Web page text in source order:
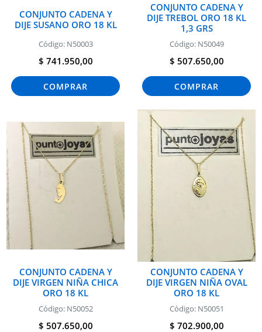
CONJUNTO CADENA Y
DIJE SUSANO ORO 18 KL
Código: N50003
$ 741.950,00
COMPRAR
CONJUNTO CADENA Y
DIJE TREBOL ORO 18 KL
1,3 GRS
Código: N50049
$ 507.650,00
COMPRAR
CONJUNTO CADENA Y
DIJE VIRGEN NIÑA CHICA
ORO 18 KL
Código: N50052
$ 507.650,00
CONJUNTO CADENA Y
DIJE VIRGEN NIÑA OVAL
ORO 18 KL
Código: N50051
$ 702.900,00